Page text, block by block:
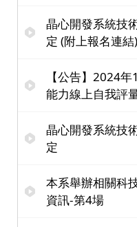
晶心開發系統技
定 (附上報名連結)
【公告】2024
能力線上自我評
晶心開發系統技
定
本系舉辦相關科
資訊-第4場